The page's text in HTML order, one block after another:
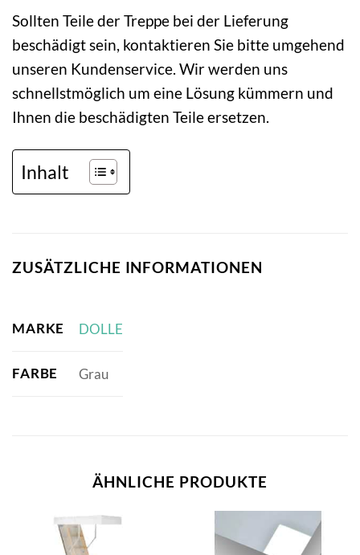
Sollten Teile der Treppe bei der Lieferung
beschädigt sein, kontaktieren Sie bitte umgehend
unseren Kundenservice. Wir werden uns
schnellstmöglich um eine Lösung kümmern und
Ihnen die beschädigten Teile ersetzen.
Inhalt
ZUSÄTZLICHE INFORMATIONEN
MARKE DOLLE
FARBE Grau
ÄHNLICHE PRODUKTE